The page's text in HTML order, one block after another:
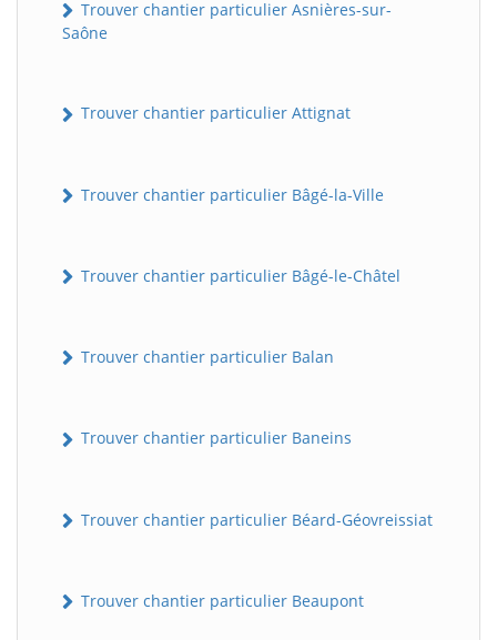
Trouver chantier particulier Asnières-sur-
Saône
Trouver chantier particulier Attignat
Trouver chantier particulier Bâgé-la-Ville
Trouver chantier particulier Bâgé-le-Châtel
Trouver chantier particulier Balan
Trouver chantier particulier Baneins
Trouver chantier particulier Béard-Géovreissiat
Trouver chantier particulier Beaupont